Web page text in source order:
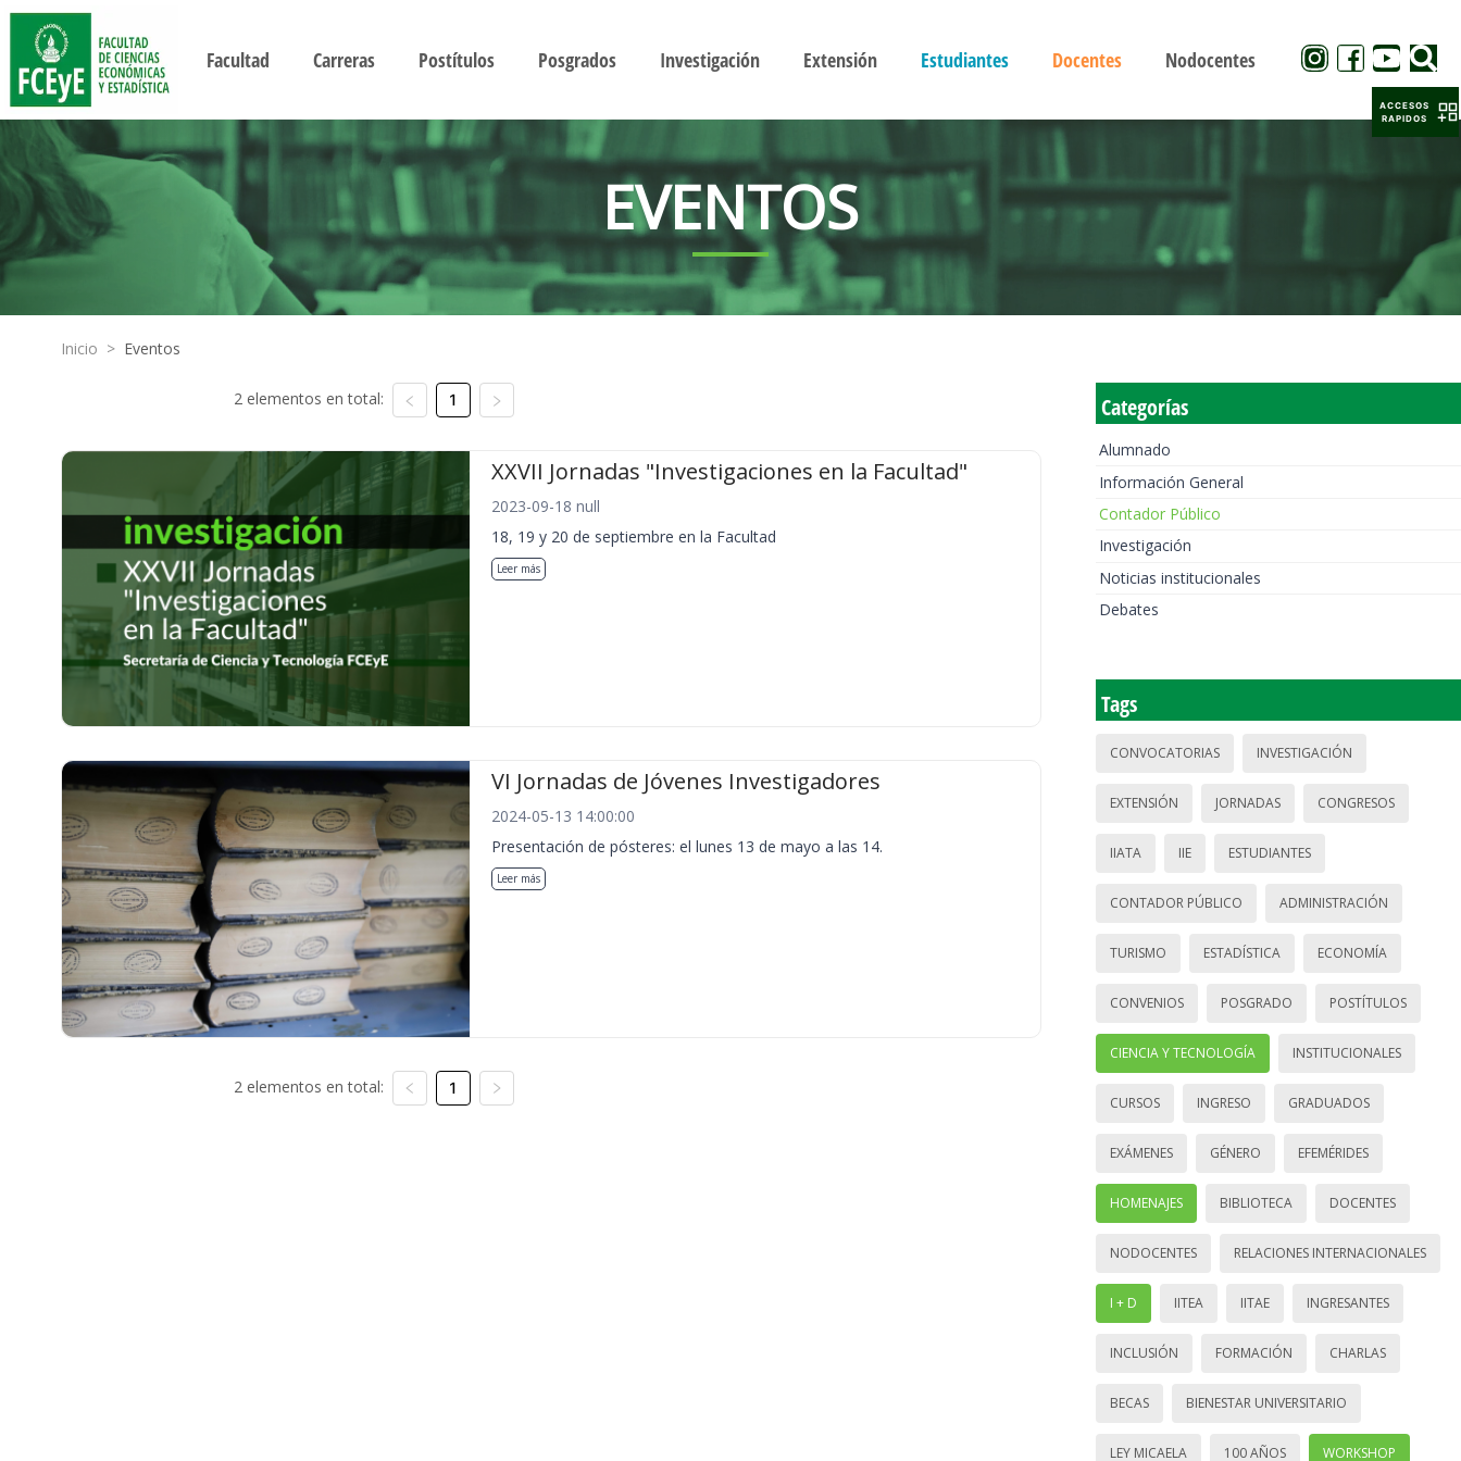
Facultad Carreras Postítulos Posgrados Investigación Extensión Estudiantes Docentes Nodocentes
EVENTOS
Inicio > Eventos
2 elementos en total: 1
XXVII Jornadas "Investigaciones en la Facultad"
2023-09-18 null
18, 19 y 20 de septiembre en la Facultad
Leer más
VI Jornadas de Jóvenes Investigadores
2024-05-13 14:00:00
Presentación de pósteres: el lunes 13 de mayo a las 14.
Leer más
2 elementos en total: 1
Categorías
Alumnado
Información General
Contador Público
Investigación
Noticias institucionales
Debates
Tags
CONVOCATORIAS INVESTIGACIÓN
EXTENSIÓN JORNADAS CONGRESOS
IIATA IIE ESTUDIANTES
CONTADOR PÚBLICO ADMINISTRACIÓN
TURISMO ESTADÍSTICA ECONOMÍA
CONVENIOS POSGRADO POSTÍTULOS
CIENCIA Y TECNOLOGÍA INSTITUCIONALES
CURSOS INGRESO GRADUADOS
EXÁMENES GÉNERO EFEMÉRIDES
HOMENAJES BIBLIOTECA DOCENTES
NODOCENTES RELACIONES INTERNACIONALES
I + D IITEA IITAE INGRESANTES
INCLUSIÓN FORMACIÓN CHARLAS
BECAS BIENESTAR UNIVERSITARIO
LEY MICAELA 100 AÑOS WORKSHOP
ACCESOS
RAPIDOS